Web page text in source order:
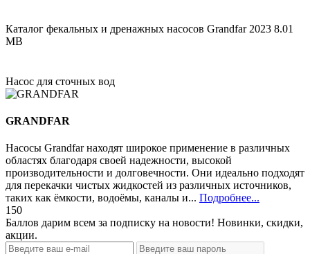
Каталог фекальных и дренажных насосов Grandfar 2023 8.01
MB
Насос для сточных вод
GRANDFAR
Насосы Grandfar находят широкое применение в различных
областях благодаря своей надежности, высокой
производительности и долговечности. Они идеально подходят
для перекачки чистых жидкостей из различных источников,
таких как ёмкости, водоёмы, каналы и... Подробнее...
150
Баллов дарим всем за подписку на новости! Новинки, скидки,
акции.